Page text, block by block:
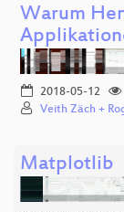
Warum
2018-05-12
Veith Zäch +
Matplotlib